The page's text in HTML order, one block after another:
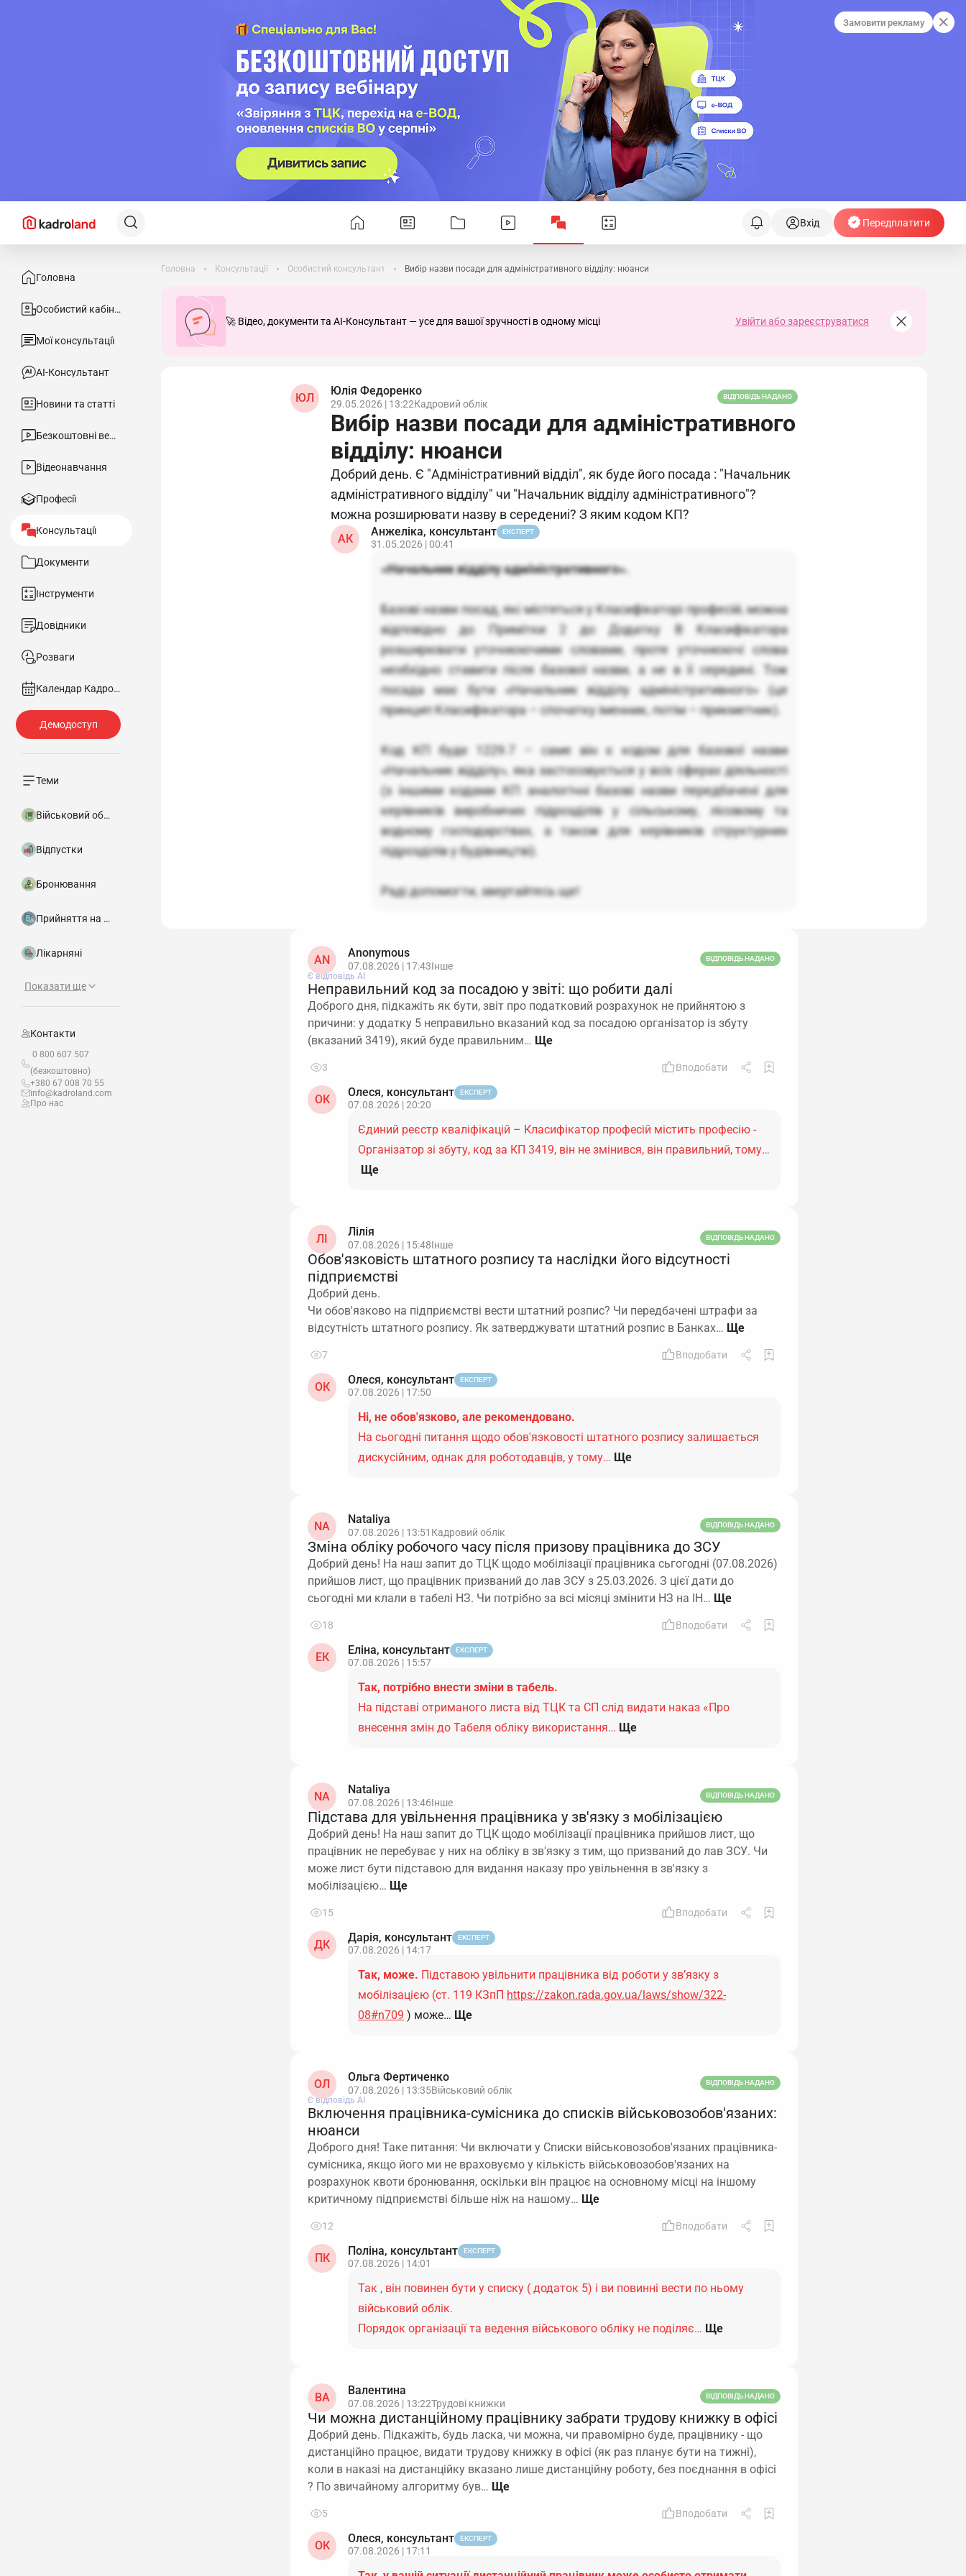
Замовити рекламу
Вхід Передплатити
Головна
Особистий кабінет
Мої консультації
АІ-Консультант
Новини та статті
Безкоштовні вебінари
Відеонавчання
Професії
Консультації
Документи
Інструменти
Довідники
Розваги
Календар Кадровика
Теми
Військовий облік
Відпустки
Бронювання
Прийняття на роботу
Лікарняні
Показати ще
Контакти
0 800 607 507
(безкоштовно)
+380 67 008 70 55
info@kadroland.com
Про нас
Головна Консультації Особистий консультант Вибір назви посади для адміністративного відділу: нюанси
🚀 Відео, документи та AI-Консультант — усе для вашої зручності в одному місці Увійти або зареєструватися
ЮЛ
Юлія Федоренко
29.05.2026 | 13:22Кадровий облік
ВІДПОВІДЬ НАДАНО
Вибір назви посади для адміністративного
відділу: нюанси
Добрий день. Є "Адміністративний відділ", як буде його посада : "Начальник
адміністративного відділу" чи "Начальник відділу адміністративного"?
можна розширювати назву в середениі? З яким кодом КП?
АК
Анжеліка, консультант ЕКСПЕРТ
31.05.2026 | 00:41
«Начальник відділу адміністративного».
Базові назви посад, які містяться у Класифікаторі професій, можна
відповідно до Примітки 2 до Додатку В Класифікатора
розширювати уточнюючими словами, проте уточнюючі слова
необхідно ставити після базової назви, а не в її середині. Тож
посада має бути «Начальник відділу адміністративного» (це
принцип Класифікатора – спочатку іменник, потім – прикметник).
Код КП буде 1229.7 – саме він є кодом для базової назви
«Начальник відділу», яка застосовується у всіх сферах діяльності
(з іншими кодами КП аналогічні базові назви передбачені для
керівників виробничих підрозділів у сільському, лісовому та
водному господарствах, а також для керівників структурних
підрозділів у будівництві).
Раді допомогти, звертайтесь ще!
AN
Anonymous
07.08.2026 | 17:43Інше
ВІДПОВІДЬ НАДАНО
Є відповідь АІ
Неправильний код за посадою у звіті: що робити далі
Доброго дня, підкажіть як бути, звіт про податковий розрахунок не прийнятою з
причини: у додатку 5 неправильно вказаний код за посадою організатор із збуту
(вказаний 3419), який буде правильним…
3 Вподобати
ОК
Олеся, консультант ЕКСПЕРТ
07.08.2026 | 20:20
Єдиний реєстр кваліфікацій – Класифікатор професій містить професію -
Організатор зі збуту, код за КП 3419, він не змінився, він правильний, тому…
Ще
ЛІ
Лілія
07.08.2026 | 15:48Інше
ВІДПОВІДЬ НАДАНО
Обов'язковість штатного розпису та наслідки його відсутності
підприємстві
Добрий день.
Чи обов'язково на підприємстві вести штатний розпис? Чи передбачені штрафи за
відсутність штатного розпису. Як затверджувати штатний розпис в Банках…
7 Вподобати
ОК
Олеся, консультант ЕКСПЕРТ
07.08.2026 | 17:50
Ні, не обов'язково, але рекомендовано.
На сьогодні питання щодо обов'язковості штатного розпису залишається
дискусійним, однак для роботодавців, у тому… Ще
NA
Nataliya
07.08.2026 | 13:51 Кадровий облік
ВІДПОВІДЬ НАДАНО
Зміна обліку робочого часу після призову працівника до ЗСУ
Добрий день! На наш запит до ТЦК щодо мобілізації працівника сьгогодні (07.08.2026)
прийшов лист, що працівник призваний до лав ЗСУ з 25.03.2026. З цієї дати до
сьогодні ми клали в табелі НЗ. Чи потрібно за всі місяці змінити НЗ на ІН…
18 Вподобати
ЕК
Еліна, консультант ЕКСПЕРТ
07.08.2026 | 15:57
Так, потрібно внести зміни в табель.
На підставі отриманого листа від ТЦК та СП слід видати наказ «Про
внесення змін до Табеля обліку використання… Ще
NA
Nataliya
07.08.2026 | 13:46Інше
ВІДПОВІДЬ НАДАНО
Підстава для увільнення працівника у зв'язку з мобілізацією
Добрий день! На наш запит до ТЦК щодо мобілізації працівника прийшов лист, що
працівник не перебуває у них на обліку в зв'язку з тим, що призваний до лав ЗСУ. Чи
може лист бути підставою для видання наказу про увільнення в зв'язку з
мобілізацією…
15 Вподобати
ДК
Дарія, консультант ЕКСПЕРТ
07.08.2026 | 14:17
Так, може. Підставою увільнити працівника від роботи у зв’язку з
мобілізацією (ст. 119 КЗпП https://zakon.rada.gov.ua/laws/show/322-
08#n709 ) може… Ще
ОЛ
Ольга Фертиченко
07.08.2026 | 13:35Військовий облік
ВІДПОВІДЬ НАДАНО
Є відповідь АІ
Включення працівника-сумісника до списків військовозобов'язаних:
нюанси
Доброго дня! Таке питання: Чи включати у Списки військовозобов'язаних працівника-
сумісника, якщо його ми не враховуємо у кількість військовозобов'язаних на
розрахунок квоти бронювання, оскільки він працює на основному місці на іншому
критичному підприємстві більше ніж на нашому…
12 Вподобати
ПК
Поліна, консультант ЕКСПЕРТ
07.08.2026 | 14:01
Так , він повинен бути у списку ( додаток 5) і ви повинні вести по ньому
військовий облік.
Порядок організації та ведення військового обліку не поділяє… Ще
ВА
Валентина
07.08.2026 | 13:22Трудові книжки
ВІДПОВІДЬ НАДАНО
Чи можна дистанційному працівнику забрати трудову книжку в офісі
Добрий день. Підкажіть, будь ласка, чи можна, чи правомірно буде, працівнику - що
дистанційно працює, видати трудову книжку в офісі (як раз планує бути на тижні),
коли в наказі на дистанційку вказано лише дистанційну роботу, без поєднання в офісі
? По звичайному алгоритму був…
5 Вподобати
ОК
Олеся, консультант ЕКСПЕРТ
07.08.2026 | 17:11